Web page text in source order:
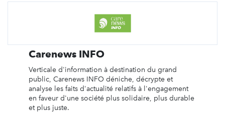
Carenews INFO
Verticale d'information à destination du grand
public, Carenews INFO déniche, décrypte et
analyse les faits d'actualité relatifs à l'engagement
en faveur d'une société plus solidaire, plus durable
et plus juste.